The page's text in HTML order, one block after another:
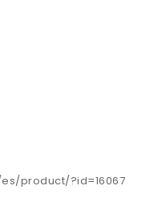
product/?id=16067